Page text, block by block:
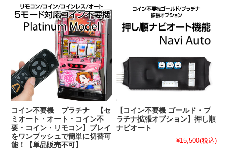
コイン不要機 プラチナ 【セ
ミオート・オート・コイン不
要・コイン・リモコン】プレイ
をワンプッシュで簡単に切替可
能！【単品販売不可】
【コイン不要機 ゴールド・プ
ラチナ拡張オプション】押し順
ナビオート
¥15,500(税込)